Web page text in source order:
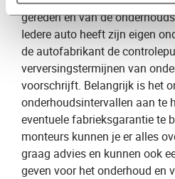
gereden en van de
Iedere auto heeft zijn eigen
de autofabrikant de
verversingstermijnen van
voorschrijft. Belangrijk is het
onderhoudsintervallen aan te
eventuele fabrieksgarantie te
monteurs kunnen je er alles
graag advies en kunnen ook
geven voor het onderhoud en